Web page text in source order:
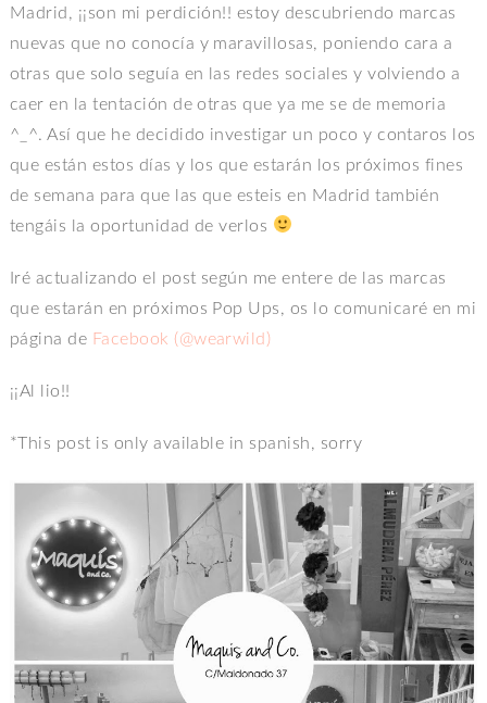
Madrid, ¡¡son mi perdición!! estoy descubriendo marcas
nuevas que no conocía y maravillosas, poniendo cara a
otras que solo seguía en las redes sociales y volviendo a
caer en la tentación de otras que ya me se de memoria
^_^. Así que he decidido investigar un poco y contaros los
que están estos días y los que estarán los próximos fines
de semana para que las que esteis en Madrid también
tengáis la oportunidad de verlos
Iré actualizando el post según me entere de las marcas
que estarán en próximos Pop Ups, os lo comunicaré en mi
página de Facebook (@wearwild)
¡¡Al lio!!
*This post is only available in spanish, sorry